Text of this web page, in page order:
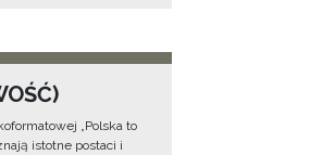
„Polska to
istotne postaci i